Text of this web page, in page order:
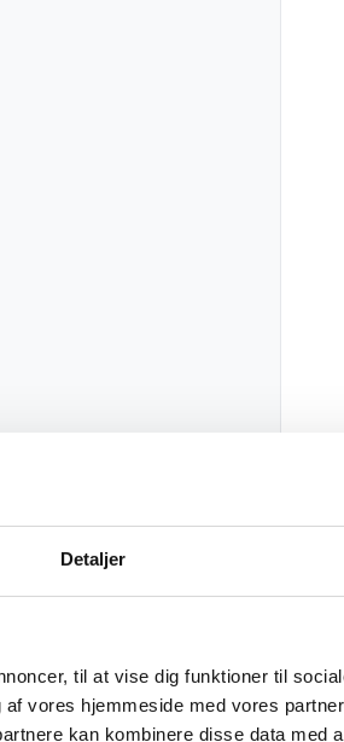
Detaljer
til at vise dig funktioner til
vores hjemmeside med vores
kan kombinere disse data med
og